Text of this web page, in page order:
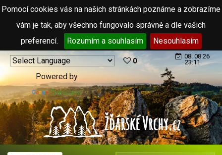
Pomocí cookies vás na našich stránkách poznáme a zobrazíme
vám je tak, aby všechno fungovalo správně a dle vašich
preferencí.
Rozumím a souhlasím Nesouhlasím
Powered by
Translate
0
08. 08.26
23:11